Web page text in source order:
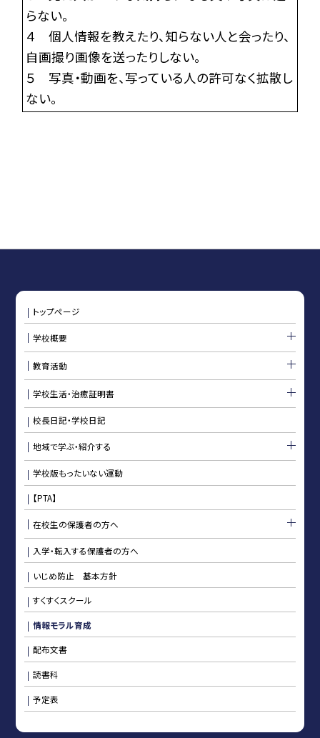
らない。
４ 個人情報を教えたり、知らない人と会ったり、
自画撮り画像を送ったりしない。
５ 写真・動画を、写っている人の許可なく拡散し
ない。
トップページ
学校概要
教育活動
学校生活・治癒証明書
校長日記・学校日記
地域で学ぶ・紹介する
学校版もったいない運動
【PTA】
在校生の保護者の方へ
入学・転入する保護者の方へ
いじめ防止 基本方針
すくすくスクール
情報モラル育成
配布文書
読書科
予定表